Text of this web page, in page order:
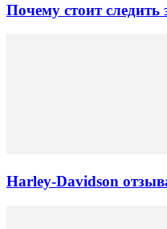
Почему стоит
Harley-Davidson